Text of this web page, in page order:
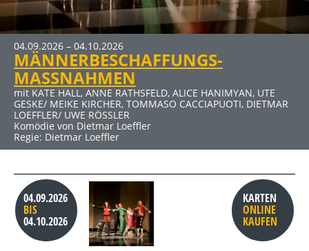
04.09.2026 – 04.10.2026
MÄNNERBESCHAFFUNGS-
MASSNAHMEN
mit KATE HALL, ANNE RATHSFELD, ALICE HANIMYAN, UTE
GESKE/ MEIKE KIRCHER, TOMMASO CACCIAPUOTI, DIETMAR
LOEFFLER/ UWE RÖSSLER
Komödie von Dietmar Loeffler
Regie: Dietmar Loeffler
09.10.2026 – 15.11.2026
DER RAUSCH
mit JENS HAJEK, RON SPIEẞ, DIRK EMMERT u. a.
Komödie von Thomas Vinterberg und Claus Flygare
27.11.2026 – 10.01.2027
ERBE GUT-ALLES GUT
mit HUGO EGON BALDER, RENÉ HEINERSDORFF u. a.
Komödie von René Heinersdorff
04.09.2026
BIS
04.10.2026
KARTEN
ONLINE
KAUFEN